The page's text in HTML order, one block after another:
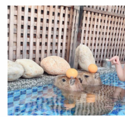
紅色等組成的圓板，就代表知名
不過另外8個同心圓作品，其色
完全想不到答案，只好發文求助
解答。對此，不少網友看完題目
度」、「太難了吧！」、「現在
個是不是飛天小女警？」、「這
神人公布解答，表示順序由上至
為：海綿寶寶、喬巴、麵包超人
貓、史奴比、不二家的牛奶妹。